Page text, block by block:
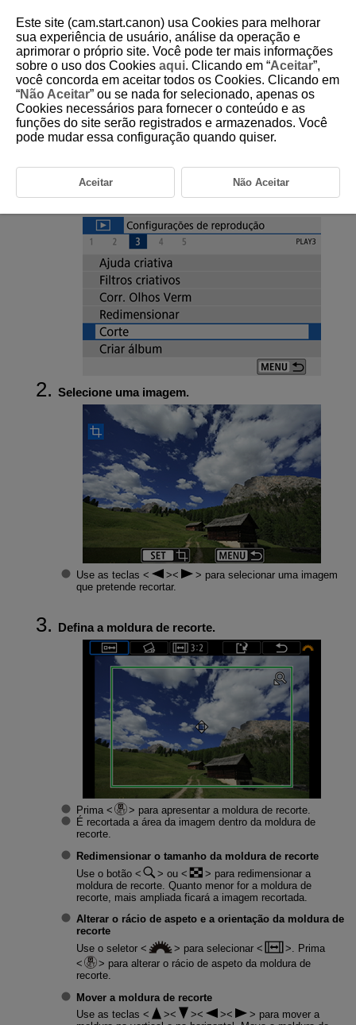
D101-133
Recortar
Pode recortar uma imagem JPEG captada e guardá-la como outra
Selecione uma imagem.
Use as teclas
para selecionar uma imagem
que pretende recortar.
Defina a moldura de recorte.
Prima
para apresentar a moldura de recorte.
É recortada a área da imagem dentro da moldura de
recorte.
Redimensionar o tamanho da moldura de recorte
Use o botão
ou
para redimensionar a
moldura de recorte. Quanto menor for a moldura de
recorte, mais ampliada ficará a imagem recortada.
Alterar o rácio de aspeto e a orientação da moldura de
recorte
Use o seletor
para selecionar
. Prima
para alterar o rácio de aspeto da moldura de
recorte.
Mover a moldura de recorte
Use as teclas
para mover a
Este site (cam.start.canon) usa Cookies para melhorar
sua experiência de usuário, análise da operação e
aprimorar o próprio site. Você pode ter mais informações
sobre o uso dos Cookies aqui. Clicando em “Aceitar”,
você concorda em aceitar todos os Cookies. Clicando em
“Não Aceitar” ou se nada for selecionado, apenas os
Cookies necessários para fornecer o conteúdo e as
funções do site serão registrados e armazenados. Você
pode mudar essa configuração quando quiser.
Aceitar Não Aceitar